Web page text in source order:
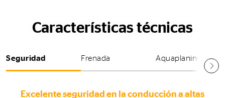
Características técnicas
Seguridad Frenada Aquaplaning
Excelente seguridad en la conducción a altas